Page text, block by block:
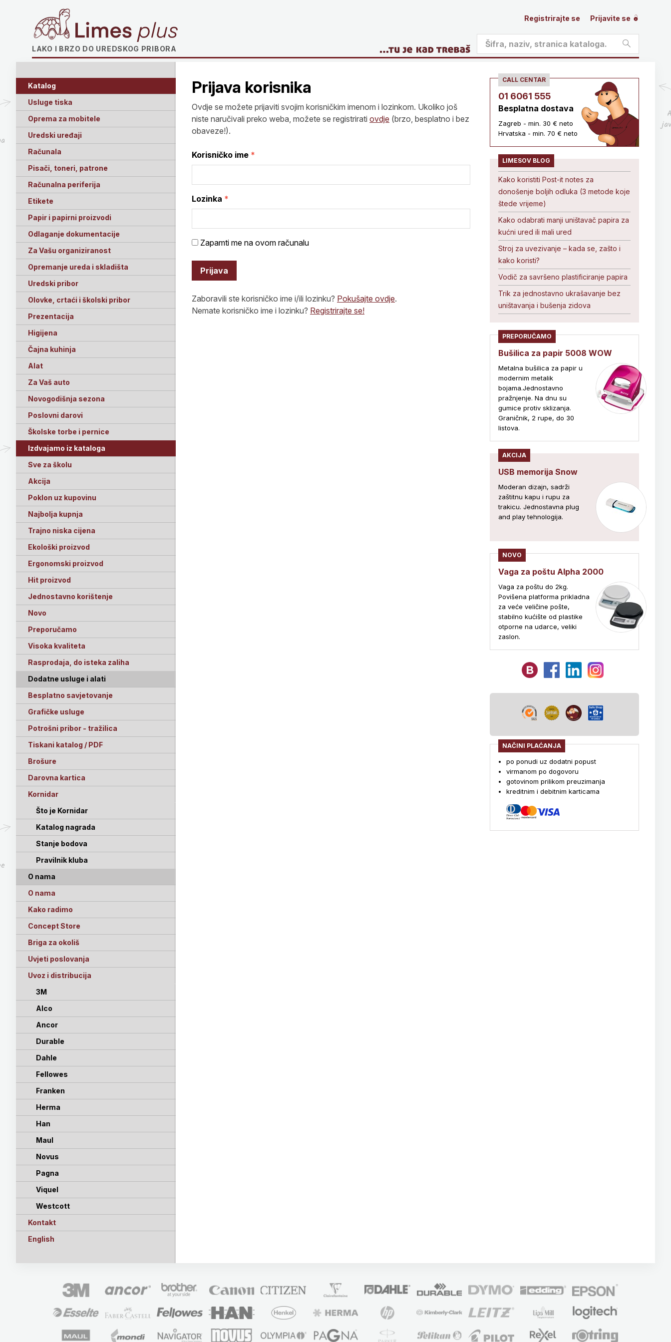
LAKO I BRZO DO UREDSKOG PRIBORA
Registrirajte se Prijavite se
Katalog
Usluge tiska
Oprema za mobitele
Uredski uređaji
Računala
Pisači, toneri, patrone
Računalna periferija
Etikete
Papir i papirni proizvodi
Odlaganje dokumentacije
Za Vašu organiziranost
Opremanje ureda i skladišta
Uredski pribor
Olovke, crtaći i školski pribor
Prezentacija
Higijena
Čajna kuhinja
Alat
Za Vaš auto
Novogodišnja sezona
Poslovni darovi
Školske torbe i pernice
Izdvajamo iz kataloga
Sve za školu
Akcija
Poklon uz kupovinu
Najbolja kupnja
Trajno niska cijena
Ekološki proizvod
Ergonomski proizvod
Hit proizvod
Jednostavno korištenje
Novo
Preporučamo
Visoka kvaliteta
Rasprodaja, do isteka zaliha
Dodatne usluge i alati
Besplatno savjetovanje
Grafičke usluge
Potrošni pribor - tražilica
Tiskani katalog / PDF
Brošure
Darovna kartica
Kornidar
Što je Kornidar
Katalog nagrada
Stanje bodova
Pravilnik kluba
O nama
O nama
Kako radimo
Concept Store
Briga za okoliš
Uvjeti poslovanja
Uvoz i distribucija
3M
Alco
Ancor
Durable
Dahle
Fellowes
Franken
Herma
Han
Maul
Novus
Pagna
Viquel
Westcott
Kontakt
English
Prijava korisnika
Ovdje se možete prijaviti svojim korisničkim imenom i lozinkom. Ukoliko još
niste naručivali preko weba, možete se registrirati ovdje (brzo, besplatno i bez
obaveze!).
Korisničko ime
Lozinka
Zapamti me na ovom računalu
Prijava
Zaboravili ste korisničko ime i/ili lozinku? Pokušajte ovdje.
Nemate korisničko ime i lozinku? Registrirajte se!
CALL CENTAR
01 6061 555
Besplatna dostava
Zagreb - min. 30 € neto
Hrvatska - min. 70 € neto
LIMESOV BLOG
Kako koristiti Post-it notes za
donošenje boljih odluka (3 metode koje
štede vrijeme)
Kako odabrati manji uništavač papira za
kućni ured ili mali ured
Stroj za uvezivanje – kada se, zašto i
kako koristi?
Vodič za savršeno plastificiranje papira
Trik za jednostavno ukrašavanje bez
uništavanja i bušenja zidova
PREPORUČAMO
Bušilica za papir 5008 WOW
Metalna bušilica za papir u
modernim metalik
bojama.Jednostavno
pražnjenje. Na dnu su
gumice protiv sklizanja.
Graničnik, 2 rupe, do 30
listova.
AKCIJA
USB memorija Snow
Moderan dizajn, sadrži
zaštitnu kapu i rupu za
trakicu. Jednostavna plug
and play tehnologija.
NOVO
Vaga za poštu Alpha 2000
Vaga za poštu do 2kg.
Povišena platforma prikladna
za veće veličine pošte,
stabilno kućište od plastike
otporne na udarce, veliki
zaslon.
NAČINI PLAĆANJA
po ponudi uz dodatni popust
virmanom po dogovoru
gotovinom prilikom preuzimanja
kreditnim i debitnim karticama